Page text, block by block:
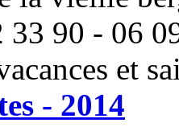
33 90 - 06
et
- 2014